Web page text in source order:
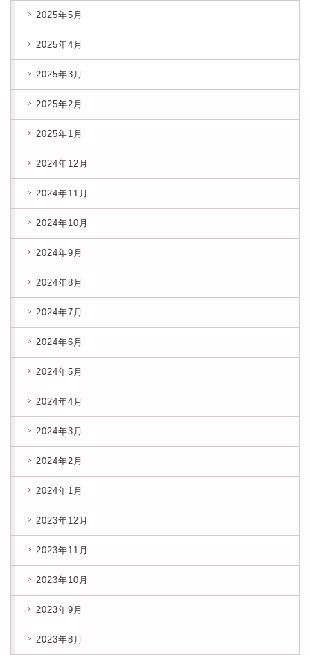
2025年5月
2025年4月
2025年3月
2025年2月
2025年1月
2024年12月
2024年11月
2024年10月
2024年9月
2024年8月
2024年7月
2024年6月
2024年5月
2024年4月
2024年3月
2024年2月
2024年1月
2023年12月
2023年11月
2023年10月
2023年9月
2023年8月